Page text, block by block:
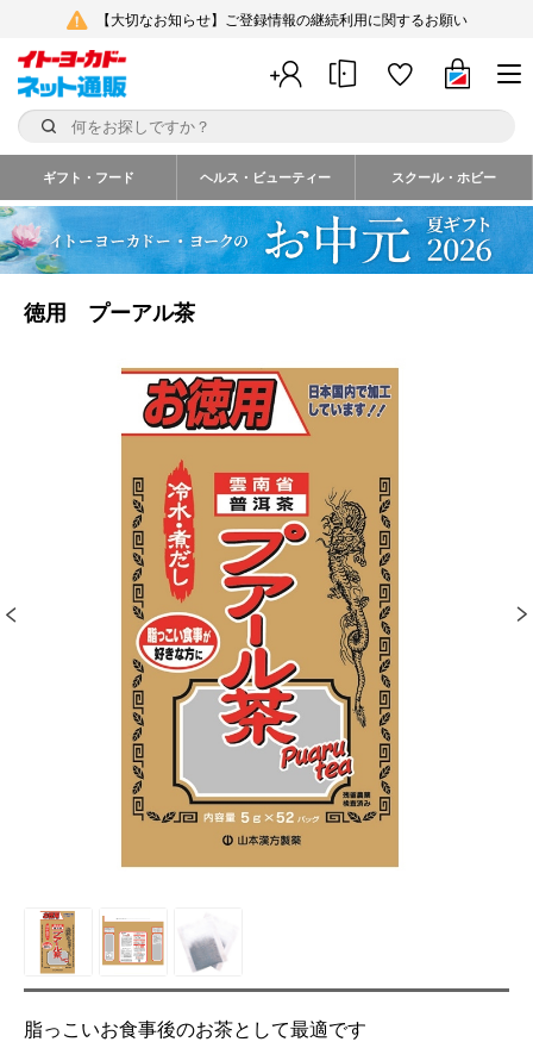
【大切なお知らせ】ご登録情報の継続利用に関するお願い
ギフト・フード ヘルス・ビューティー スクール・ホビー
徳用 プーアル茶
脂っこいお食事後のお茶として最適です